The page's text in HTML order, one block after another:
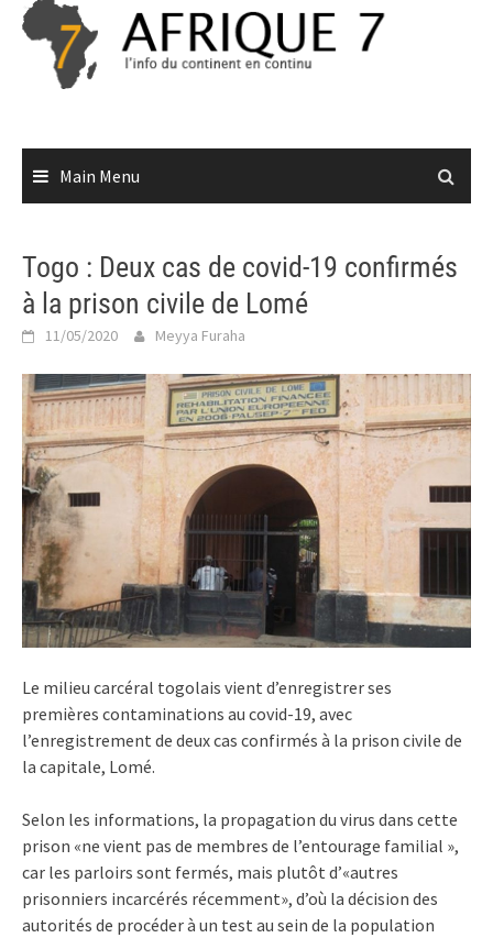
Skip
content
Main Menu
Togo : Deux cas de covid-19 confirmés
à la prison civile de Lomé
11/05/2020 Meyya Furaha
Le milieu carcéral togolais vient d’enregistrer ses
premières contaminations au covid-19, avec
l’enregistrement de deux cas confirmés à la prison civile de
la capitale, Lomé.
Selon les informations, la propagation du virus dans cette
prison «ne vient pas de membres de l’entourage familial »,
car les parloirs sont fermés, mais plutôt d’«autres
prisonniers incarcérés récemment», d’où la décision des
autorités de procéder à un test au sein de la population